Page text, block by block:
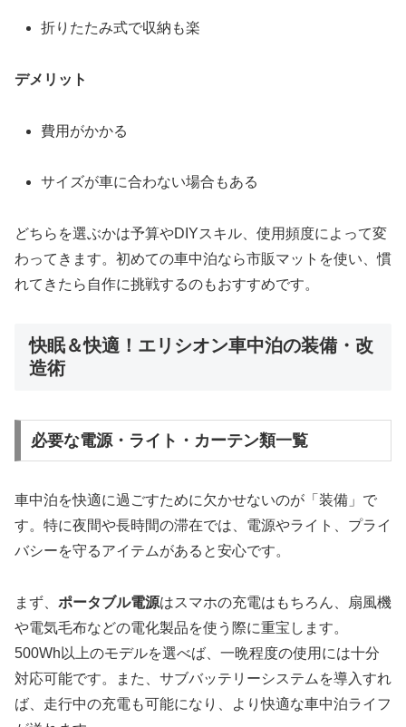
折りたたみ式で収納も楽
デメリット
費用がかかる
サイズが車に合わない場合もある
どちらを選ぶかは予算やDIYスキル、使用頻度によって変
わってきます。初めての車中泊なら市販マットを使い、慣
れてきたら自作に挑戦するのもおすすめです。
快眠＆快適！エリシオン車中泊の装備・改
造術
必要な電源・ライト・カーテン類一覧
車中泊を快適に過ごすために欠かせないのが「装備」で
す。特に夜間や長時間の滞在では、電源やライト、プライ
バシーを守るアイテムがあると安心です。
まず、 ポータブル電源はスマホの充電はもちろん、扇風機
や電気毛布などの電化製品を使う際に重宝します。
500Wh以上のモデルを選べば、一晩程度の使用には十分
対応可能です。また、サブバッテリーシステムを導入すれ
ば、走行中の充電も可能になり、より快適な車中泊ライフ